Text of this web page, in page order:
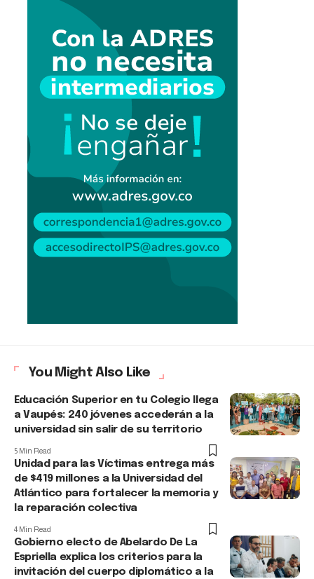
You Might Also Like
Educación Superior en tu Colegio llega
a Vaupés: 240 jóvenes accederán a la
universidad sin salir de su territorio
5 Min Read
Unidad para las Víctimas entrega más
de $419 millones a la Universidad del
Atlántico para fortalecer la memoria y
la reparación colectiva
4 Min Read
Gobierno electo de Abelardo De La
Espriella explica los criterios para la
invitación del cuerpo diplomático a la